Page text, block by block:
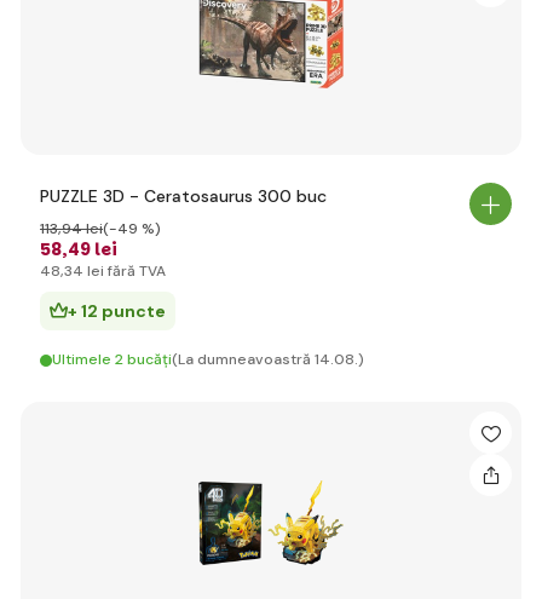
PUZZLE 3D - Ceratosaurus 300 buc
58,49 lei
113,94 lei(-49 %)
48,34 lei fără TVA
+ 12 puncte
Ultimele 2 bucăți(La dumneavoastră 14.08.)